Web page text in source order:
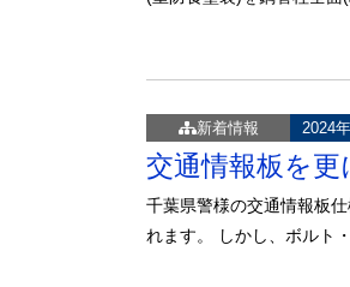
新着情報 2024
交通情報板を
千葉県警様の交通情報板
れます。 しかし、ボルト